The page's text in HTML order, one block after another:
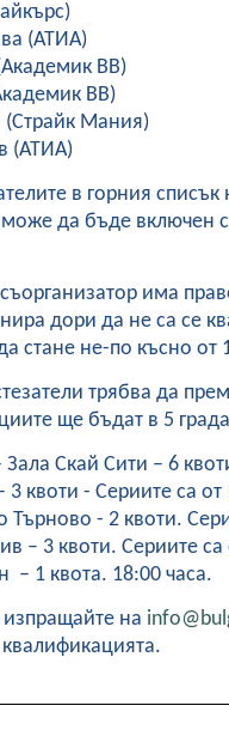
(АТИА)
ВВ)
ВВ)
Мания)
(АТИА)
в горния
да бъде включен
съорганизатор има
дори да не са се
стане не-по късно от
трябва да
ще бъдат в 5
Скай Сити – 6
3 квоти - Сериите са
- 2 квоти.
– 3 квоти. Сериите са
– 1 квота. 18:00 часа.
на